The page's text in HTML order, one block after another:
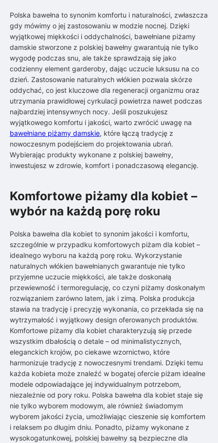
Polska bawełna to synonim komfortu i naturalności, zwłaszcza
gdy mówimy o jej zastosowaniu w modzie nocnej. Dzięki
wyjątkowej miękkości i oddychalności, bawełniane piżamy
damskie stworzone z polskiej bawełny gwarantują nie tylko
wygodę podczas snu, ale także sprawdzają się jako
codzienny element garderoby, dając uczucie luksusu na co
dzień. Zastosowanie naturalnych włókien pozwala skórze
oddychać, co jest kluczowe dla regeneracji organizmu oraz
utrzymania prawidłowej cyrkulacji powietrza nawet podczas
najbardziej intensywnych nocy. Jeśli poszukujesz
wyjątkowego komfortu i jakości, warto zwrócić uwagę na
bawełniane piżamy damskie, które łączą tradycję z
nowoczesnym podejściem do projektowania ubrań.
Wybierając produkty wykonane z polskiej bawełny,
inwestujesz w zdrowie, komfort i ponadczasową elegancję.
Komfortowe piżamy dla kobiet –
wybór na każdą porę roku
Polska bawełna dla kobiet to synonim jakości i komfortu,
szczególnie w przypadku komfortowych piżam dla kobiet –
idealnego wyboru na każdą porę roku. Wykorzystanie
naturalnych włókien bawełnianych gwarantuje nie tylko
przyjemne uczucie miękkości, ale także doskonałą
przewiewność i termoregulację, co czyni piżamy doskonałym
rozwiązaniem zarówno latem, jak i zimą. Polska produkcja
stawia na tradycję i precyzję wykonania, co przekłada się na
wytrzymałość i wyjątkowy design oferowanych produktów.
Komfortowe piżamy dla kobiet charakteryzują się przede
wszystkim dbałością o detale – od minimalistycznych,
eleganckich krojów, po ciekawe wzornictwo, które
harmonizuje tradycję z nowoczesnymi trendami. Dzięki temu
każda kobieta może znaleźć w bogatej ofercie piżam idealne
modele odpowiadające jej indywidualnym potrzebom,
niezależnie od pory roku. Polska bawełna dla kobiet staje się
nie tylko wyborem modowym, ale również świadomym
wyborem jakości życia, umożliwiając cieszenie się komfortem
i relaksem po długim dniu. Ponadto, piżamy wykonane z
wysokogatunkowej, polskiej bawełny są bezpieczne dla